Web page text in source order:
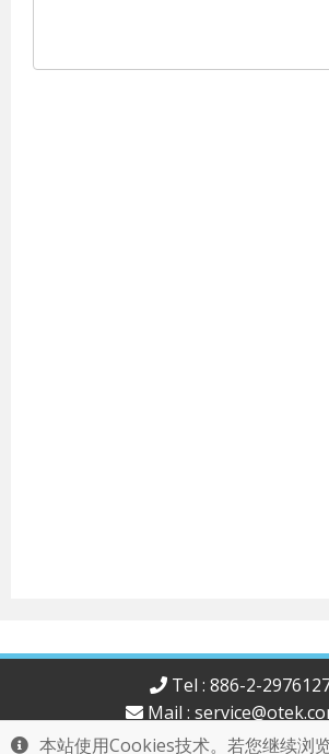
本站使用Cookies技术。若您继续浏
Tel : 886-2-
Mail :
歐泰科技股份有限公司版